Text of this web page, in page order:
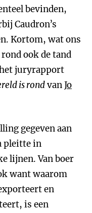
bevinden,
Caudron’s
Kortom, wat ons
ook de tand
het juryrapport
is rondvanJo
gegeven aan
pleitte in
lijnen. Van boer
want waarom
en
is een